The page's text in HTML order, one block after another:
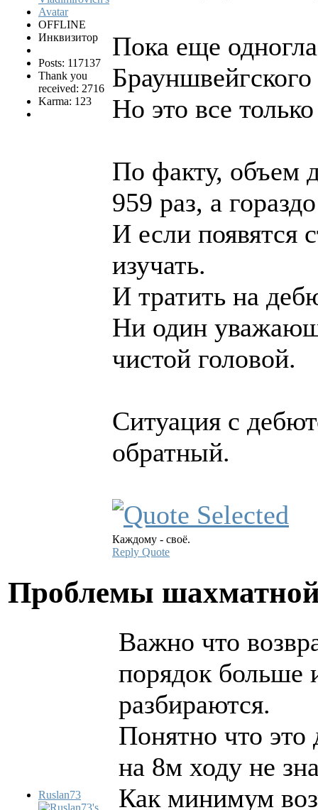
OFFLINE
Инквизитор
Posts: 117137
Thank you
received: 2716
Karma: 123
Пока еще
Но это все
По факту, объем
959 раз, а
И если появятся
изучать.
И тратить на
Ни один
чистой головой.
Ситуация с
обратный.
Каждому - своё.
Reply Quote
Проблемы
Ruslan73
Важно что
порядок больше
разбираются.
Понятно что это
на 8м ходу не
Как минимум